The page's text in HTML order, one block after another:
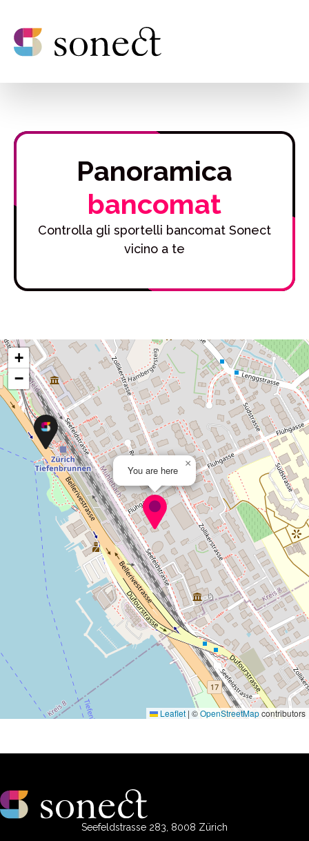
Panoramica
bancomat
Controlla gli sportelli bancomat Sonect
vicino a te
You are here
×
+
−
Leaflet | ©OpenStreetMapcontributors
Seefeldstrasse 283, 8008 Zürich